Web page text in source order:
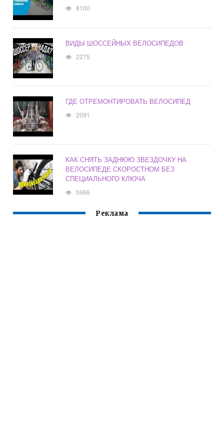
8100
ВИДЫ ШОССЕЙНЫХ ВЕЛОСИПЕДОВ
2275
ГДЕ ОТРЕМОНТИРОВАТЬ ВЕЛОСИПЕД
2091
КАК СНЯТЬ ЗАДНЮЮ ЗВЕЗДОЧКУ НА
ВЕЛОСИПЕДЕ СКОРОСТНОМ БЕЗ
СПЕЦИАЛЬНОГО КЛЮЧА
5966
Реклама